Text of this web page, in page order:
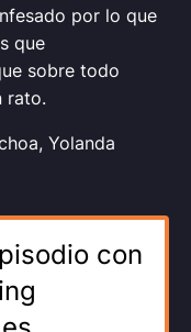
por lo que
que
sobre todo
rato.
Yolanda
con